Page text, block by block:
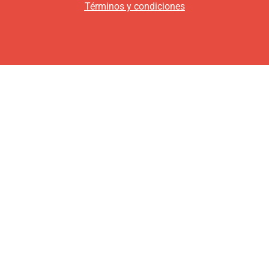
Términos y condiciones